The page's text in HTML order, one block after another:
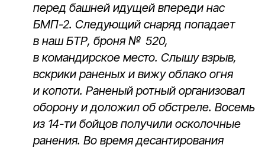
перед башней идущей впереди нас
БМП-2. Следующий снаряд попадает
в наш БТР, броня № 520,
в командирское место. Слышу взрыв,
вскрики раненых и вижу облако огня
и копоти. Раненый ротный организовал
оборону и доложил об обстреле. Восемь
из 14-ти бойцов получили осколочные
ранения. Во время десантирования